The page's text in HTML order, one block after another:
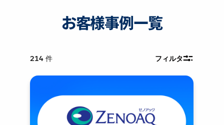
お客様事例一覧
214 件 フィルタ